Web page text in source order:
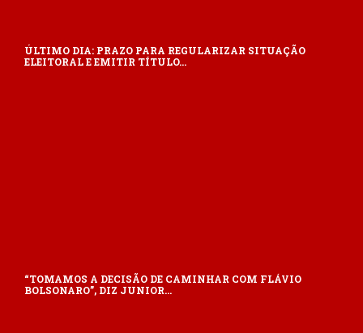
ÚLTIMO DIA: PRAZO PARA REGULARIZAR SITUAÇÃO
ELEITORAL E EMITIR TÍTULO…
“TOMAMOS A DECISÃO DE CAMINHAR COM FLÁVIO
BOLSONARO”, DIZ JUNIOR…